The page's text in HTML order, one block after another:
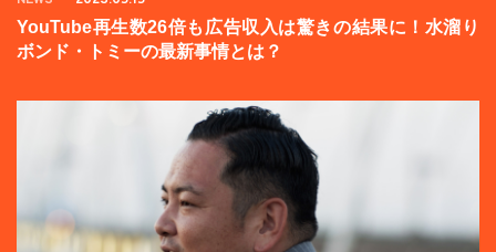
YouTube再生数26倍も広告収入は驚きの結果に！水溜り
ボンド・トミーの最新事情とは？